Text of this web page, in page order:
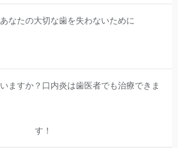
あなたの大切な歯を失わないために
ますか？口内炎は歯医者でも治療できま
す！